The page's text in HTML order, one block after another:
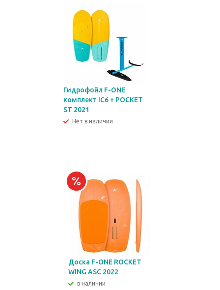
Гидрофойл F-ONE
комплект IC6 + POCKET
ST 2021
Нет в наличии
Доска F-ONE ROCKET
WING ASC 2022
в наличии